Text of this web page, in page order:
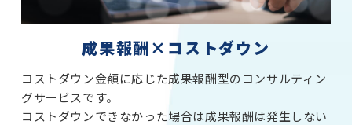
成果報酬×コストダウン
コストダウン金額に応じた成果報酬型のコンサルティン
グサービスです。
コストダウンできなかった場合は成果報酬は発生しない